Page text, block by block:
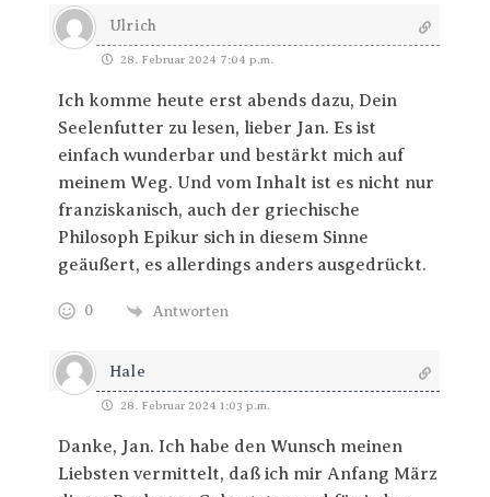
Ulrich
28. Februar 2024 7:04 p.m.
Ich komme heute erst abends dazu, Dein
Seelenfutter zu lesen, lieber Jan. Es ist
einfach wunderbar und bestärkt mich auf
meinem Weg. Und vom Inhalt ist es nicht nur
franziskanisch, auch der griechische
Philosoph Epikur sich in diesem Sinne
geäußert, es allerdings anders ausgedrückt.
0 Antworten
Hale
28. Februar 2024 1:03 p.m.
Danke, Jan. Ich habe den Wunsch meinen
Liebsten vermittelt, daß ich mir Anfang März